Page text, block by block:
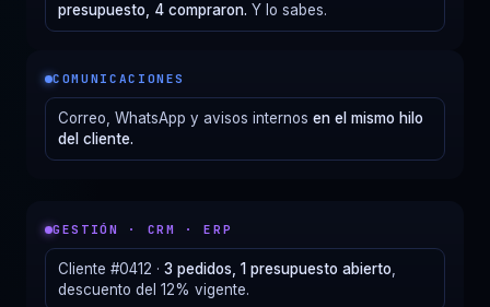
presupuesto, 4 compraron. Y lo sabes.
COMUNICACIONES
Correo, WhatsApp y avisos internos en el mismo hilo
del cliente.
GESTIÓN · CRM · ERP
Cliente #0412 · 3 pedidos, 1 presupuesto abierto
descuento del 12% vigente.